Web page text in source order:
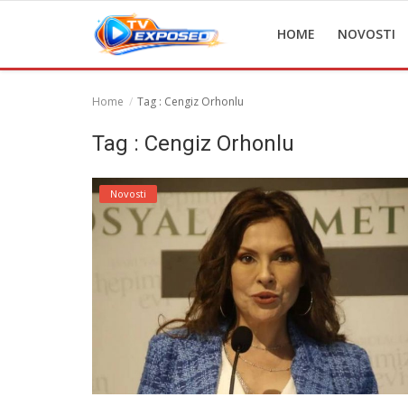
HOME NOVOSTI
Home Tag : Cengiz Orhonlu
Tag : Cengiz Orhonlu
Novosti